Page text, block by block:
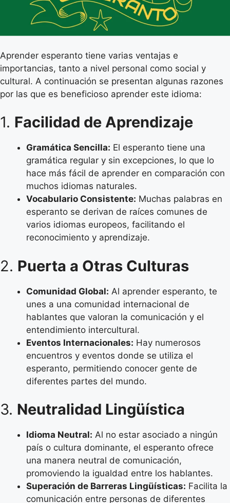
Aprender esperanto tiene varias ventajas e
importancias, tanto a nivel personal como social y
cultural. A continuación se presentan algunas razones
por las que es beneficioso aprender este idioma:
1. Facilidad de Aprendizaje
Gramática Sencilla: El esperanto tiene una
gramática regular y sin excepciones, lo que lo
hace más fácil de aprender en comparación con
muchos idiomas naturales.
Vocabulario Consistente: Muchas palabras en
esperanto se derivan de raíces comunes de
varios idiomas europeos, facilitando el
reconocimiento y aprendizaje.
2. Puerta a Otras Culturas
Comunidad Global: Al aprender esperanto, te
unes a una comunidad internacional de
hablantes que valoran la comunicación y el
entendimiento intercultural.
Eventos Internacionales: Hay numerosos
encuentros y eventos donde se utiliza el
esperanto, permitiendo conocer gente de
diferentes partes del mundo.
3. Neutralidad Lingüística
Idioma Neutral: Al no estar asociado a ningún
país o cultura dominante, el esperanto ofrece
una manera neutral de comunicación,
promoviendo la igualdad entre los hablantes.
Superación de Barreras Lingüísticas: Facilita la
comunicación entre personas de diferentes